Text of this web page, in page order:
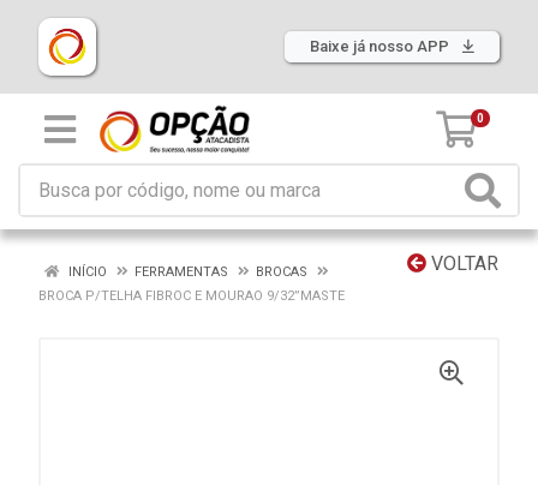
Baixe já nosso APP
0
VOLTAR
INÍCIO FERRAMENTAS
BROCAS
BROCA P/TELHA FIBROC E MOURAO 9/32”MASTE